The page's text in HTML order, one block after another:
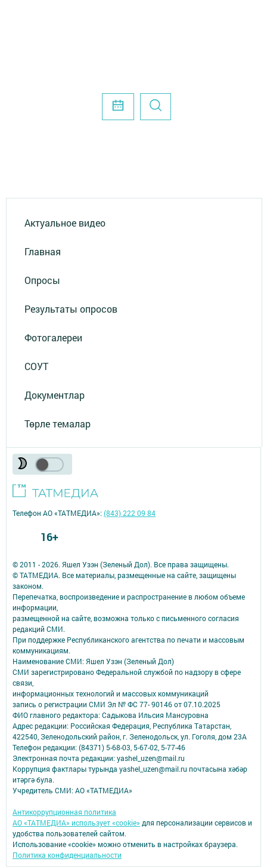
Актуальное видео
Главная
Опросы
Результаты опросов
Фотогалереи
СОУТ
Документлар
Төрле темалар
© 2011 - 2026. Яшел Узэн (Зеленый Дол). Все права защищены.
© ТАТМЕДИА. Все материалы, размещенные на сайте, защищены
законом.
Перепечатка, воспроизведение и распространение в любом объеме
информации,
размещенной на сайте, возможна только с письменного согласия
редакций СМИ.
При поддержке Республиканского агентства по печати и массовым
коммуникациям.
Наименование СМИ: Яшел Узэн (Зеленый Дол)
СМИ зарегистрировано Федеральной службой по надзору в сфере
связи,
информационных технологий и массовых коммуникаций
запись о регистрации СМИ Эл № ФС 77- 90146 от 07.10.2025
ФИО главного редактора: Садыкова Ильсия Мансуровна
Адрес редакции: Российская Федерация, Республика Татарстан,
422540, Зеленодольский район, г. Зеленодольск, ул. Гоголя, дом 23А
Телефон редакции: (84371) 5-68-03, 5-67-02, 5-77-46
Электронная почта редакции: yashel_uzen@mail.ru
Коррупция фактлары турында yashel_uzen@mail.ru почтасына хәбәр
итәргә була.
Учредитель СМИ: АО «ТАТМЕДИА»
Антикоррупционная политика
АО «ТАТМЕДИА» использует «cookie»для персонализации сервисов и
удобства пользователей сайтом.
Использование «cookie» можно отменить в настройках браузера.
Политика конфиденциальности
Телефон АО «ТАТМЕДИА»:(843) 222 09 84
16+